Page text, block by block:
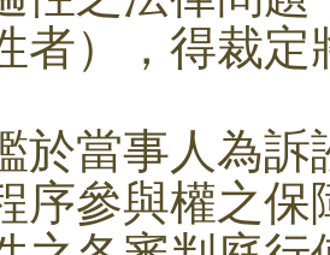
者），得裁
於當事人為
序參與權之